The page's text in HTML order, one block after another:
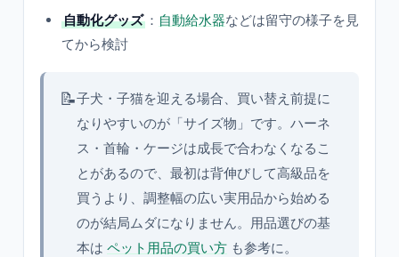
自動化グッズ ： 自動給水器などは留守の様子を見
てから検討
📝子犬・子猫を迎える場合、買い替え前提に
なりやすいのが「サイズ物」です。ハーネ
ス・首輪・ケージは成長で合わなくなるこ
とがあるので、最初は背伸びして高級品を
買うより、調整幅の広い実用品から始める
のが結局ムダになりません。用品選びの基
本は ペット用品の買い方 も参考に。